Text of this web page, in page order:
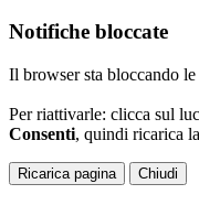
Notifiche bloccate
Il browser sta bloccando
Per riattivarle: clicca sul
Consenti, quindi ricarica
Ricarica pagina Chiudi